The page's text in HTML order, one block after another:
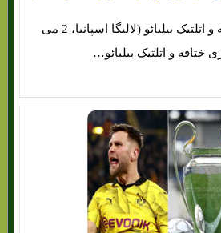
شرط بندی بازی ختافه و اتلتیک بیلبائو (لالیگا اسپانیا، 2 می